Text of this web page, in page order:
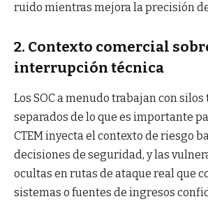
ruido mientras mejora la precisión
2. Contexto comercial
interrupción técnica
Los SOC a menudo trabajan con
separados de lo que es importante
CTEM inyecta el contexto de riesgo
decisiones de seguridad, y las
ocultas en rutas de ataque real que
sistemas o fuentes de ingresos